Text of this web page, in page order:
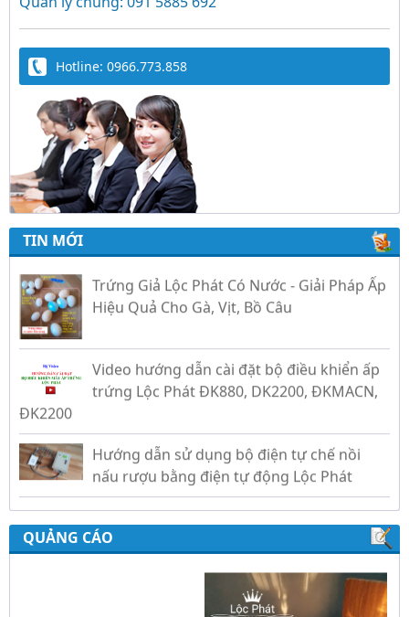
Hotline: 0966.773.858
TIN MỚI
Trứng Giả Lộc Phát Có Nước - Giải Pháp Ấp
Hiệu Quả Cho Gà, Vịt, Bồ Câu
Video hướng dẫn cài đặt bộ điều khiển ấp
trứng Lộc Phát ĐK880, DK2200, ĐKMACN,
ĐK2200
Hướng dẫn sử dụng bộ điện tự chế nồi
nấu rượu bằng điện tự động Lộc Phát
Hướng dẫn sử dụng bộ điều khiển ủ sữa
chua công nghiệp Lộc Phát
Hướng dẫn sử dụng bộ điều khiển độ ẩm
gold, nhiệt độ và ánh sáng tự động Lộc
QUẢNG CÁO